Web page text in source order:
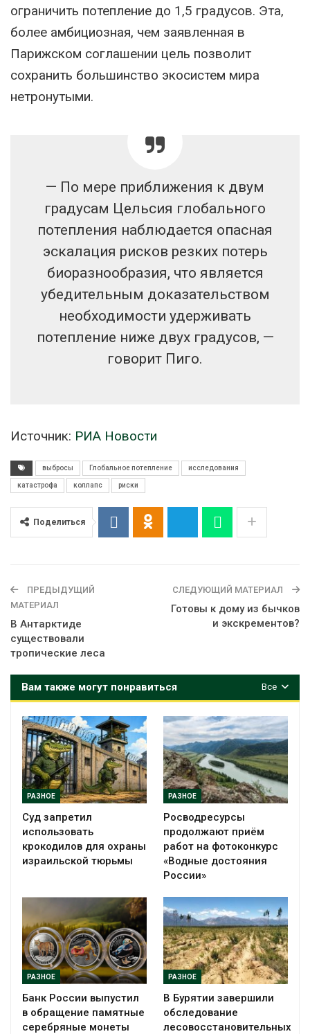
ограничить потепление до 1,5 градусов. Эта,
более амбициозная, чем заявленная в
Парижском соглашении цель позволит
сохранить большинство экосистем мира
нетронутыми.
— По мере приближения к двум
градусам Цельсия глобального
потепления наблюдается опасная
эскалация рисков резких потерь
биоразнообразия, что является
убедительным доказательством
необходимости удерживать
потепление ниже двух градусов, —
говорит Пиго.
Источник: РИА Новости
выбросы Глобальное потепление исследования
катастрофа коллапс риски
Поделиться
ПРЕДЫДУЩИЙ
МАТЕРИАЛ
В Антарктиде
существовали
тропические леса
СЛЕДУЮЩИЙ МАТЕРИАЛ
Готовы к дому из бычков
и экскрементов?
Все
Вам также могут понравиться
РАЗНОЕ
Суд запретил
использовать
крокодилов для охраны
израильской тюрьмы
РАЗНОЕ
Росводресурсы
продолжают приём
работ на фотоконкурс
«Водные достояния
России»
РАЗНОЕ
Банк России выпустил
в обращение памятные
серебряные монеты
РАЗНОЕ
В Бурятии завершили
обследование
лесовосстановительных